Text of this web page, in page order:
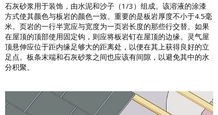
石灰砂浆用于装饰，由水泥和沙子（1/3）组成。该溶液的涂漆
方式使其颜色与板岩的颜色一致。重要的是板岩厚度不小于4.5毫
米。页岩的一行半宽应与宽度为一页岩长度的那些行交替。如果
在屋顶的顶部使用固定钩，则应将板岩钉在屋顶的边缘。灵气屋
顶悬伸应位于距内缘足够大的距离处，以便在其上获得良好的立
足点。板条末端和石灰砂浆之间也应该有间隙，以避免其中的水
分积聚。